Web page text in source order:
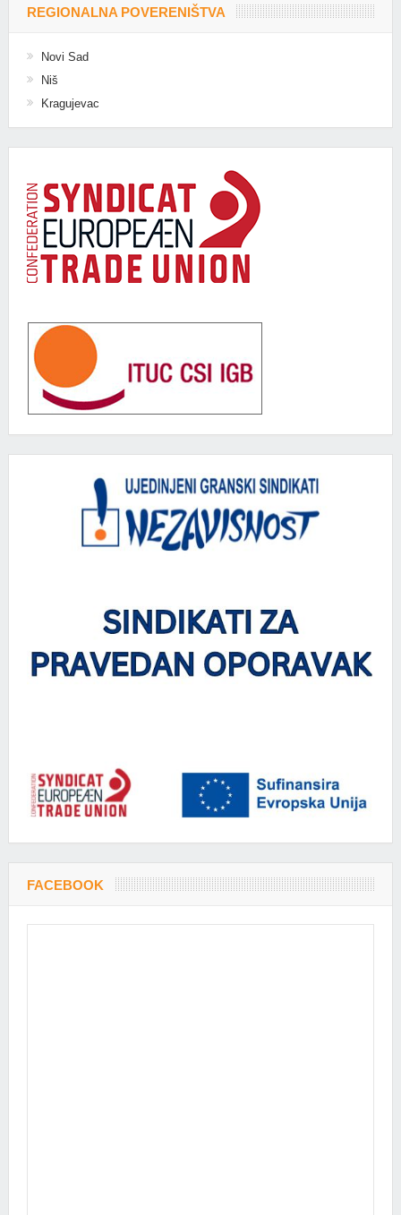
REGIONALNA POVERENIŠTVA
Novi Sad
Niš
Kragujevac
FACEBOOK